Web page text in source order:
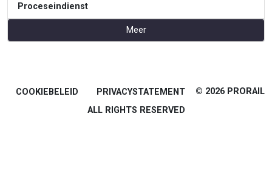
Proceseindienst
Meer
COOKIEBELEID PRIVACYSTATEMENT
© 2026 PRORAIL
ALL RIGHTS RESERVED